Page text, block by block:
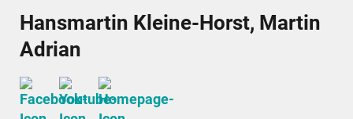
Hansmartin Kleine-Horst, Martin
Adrian